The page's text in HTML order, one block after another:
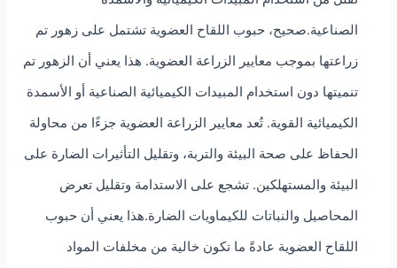
الصناعية.صحيح، حبوب اللقاح العضوية تشتمل على زهور تم
زراعتها بموجب معايير الزراعة العضوية. هذا يعني أن الزهور تم
تنميتها دون استخدام المبيدات الكيميائية الصناعية أو الأسمدة
الكيميائية القوية. تُعد معايير الزراعة العضوية جزءًا من محاولة
الحفاظ على صحة البيئة والتربة، وتقليل التأثيرات الضارة على
البيئة والمستهلكين. تشجع على الاستدامة وتقليل تعرض
المحاصيل والنباتات للكيماويات الضارة.هذا يعني أن حبوب
اللقاح العضوية عادةً ما تكون خالية من مخلفات المواد